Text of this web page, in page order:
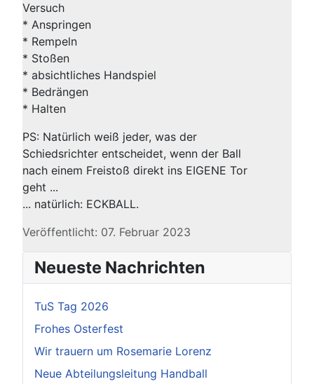
Versuch
* Anspringen
* Rempeln
* Stoßen
* absichtliches Handspiel
* Bedrängen
* Halten
PS: Natürlich weiß jeder, was der
Schiedsrichter entscheidet, wenn der Ball
nach einem Freistoß direkt ins EIGENE Tor
geht ...
... natürlich: ECKBALL.
Veröffentlicht: 07. Februar 2023
Neueste Nachrichten
TuS Tag 2026
Frohes Osterfest
Wir trauern um Rosemarie Lorenz
Neue Abteilungsleitung Handball